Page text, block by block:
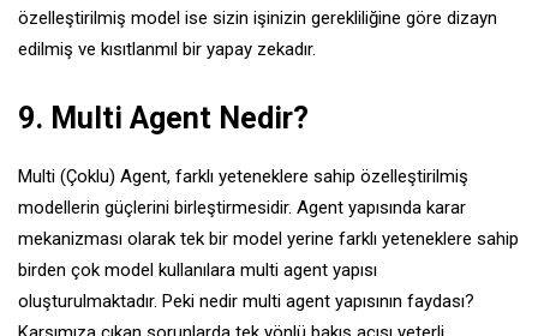
özelleştirilmiş model ise sizin işinizin gerekliliğine göre dizayn
edilmiş ve kısıtlanmıl bir yapay zekadır.
9. Multi Agent Nedir?
Multi (Çoklu) Agent, farklı yeteneklere sahip özelleştirilmiş
modellerin güçlerini birleştirmesidir. Agent yapısında karar
mekanizması olarak tek bir model yerine farklı yeteneklere sahip
birden çok model kullanılara multi agent yapısı
oluşturulmaktadır. Peki nedir multi agent yapısının faydası?